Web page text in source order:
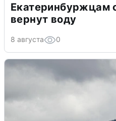
Екатеринбуржцам
вернут воду
8 августа 0